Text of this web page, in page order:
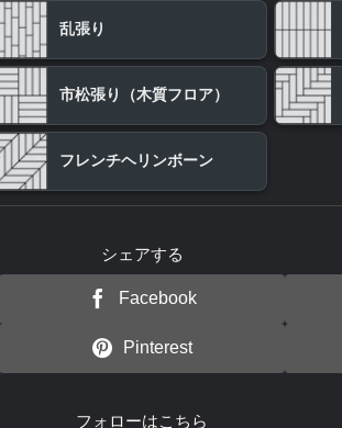
乱張り
市松張り（木質フロア）
フレンチヘリンボーン
シェアする
Facebook
Pinterest
フォローはこちら